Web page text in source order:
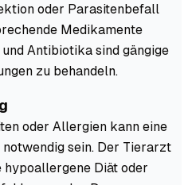
oder Parasitenbefall
Medikamente
Antibiotika sind gängige
zu behandeln.
oder Allergien kann eine
sein. Der Tierarzt
Diät oder